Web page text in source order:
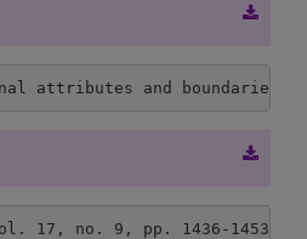
attributes and boundaries.
17, no. 9, pp. 1436-1453,